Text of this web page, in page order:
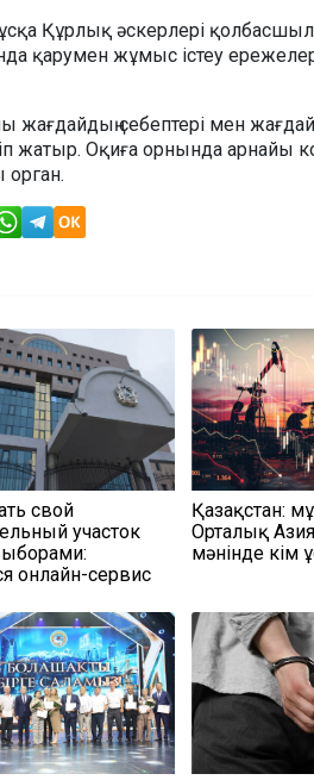
Құрлық әскерлері
қарумен жұмыс істеу
жағдайдың себептері мен
жатыр. Оқиға орнында арнайы
свой
участок
онлайн-сервис
Қазақстан:
Орталық
мәнінде кім